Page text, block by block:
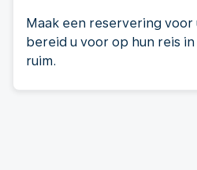
Maak een reservering
bereid u voor op hun reis
ruim.